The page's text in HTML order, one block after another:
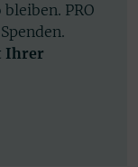
PRO
Ihrer